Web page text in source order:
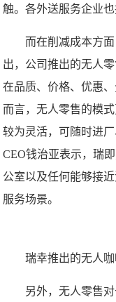
触。各外送服务企业也
而在削减成本方
出，公司推出的无人
在品质、价格、优惠
而言，无人零售的模
较为灵活，可随时进
CEO钱治亚表示，瑞
公室以及任何能够接
服务场景。
瑞幸推出的无人
另外，无人零售